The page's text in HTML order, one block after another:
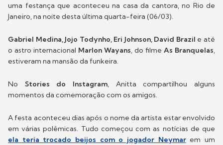
uma festança que aconteceu na casa da cantora, no Rio de
Janeiro, na noite desta última quarta-feira (06/03).
Gabriel Medina, Jojo Todynho, Eri Johnson, David Brazil e até
o astro internacional Marlon Wayans, do filme As Branquelas,
estiveram na mansão da funkeira.
No Stories do Instagram, Anitta compartilhou alguns
momentos da comemoração com os amigos.
A festa aconteceu dias após o nome da artista estar envolvido
em várias polêmicas. Tudo começou com as notícias de que
ela teria trocado beijos com o jogador Neymarem um